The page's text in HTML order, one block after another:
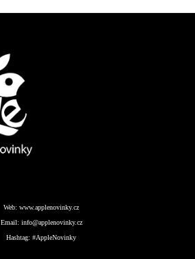
Web: www.applenovinky.cz
Email: info@applenovinky.cz
Hashtag: #AppleNovinky